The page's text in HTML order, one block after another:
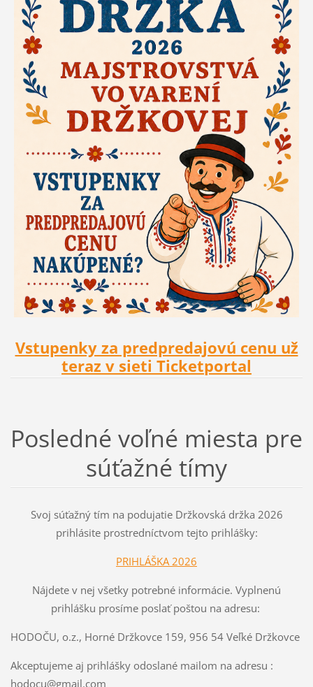
Vstupenky za predpredajovú cenu už
teraz v sieti Ticketportal
Posledné voľné miesta pre
súťažné tímy
Svoj súťažný tím na podujatie Držkovská držka 2026
prihlásite prostredníctvom tejto prihlášky:
PRIHLÁŠKA 2026
Nájdete v nej všetky potrebné informácie. Vyplnenú
prihlášku prosíme poslať poštou na adresu:
HODOČU, o.z., Horné Držkovce 159, 956 54 Veľké Držkovce
Akceptujeme aj prihlášky odoslané mailom na adresu :
hodocu@gmail.com